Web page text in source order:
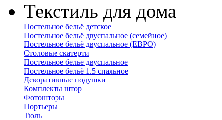
Текстиль для дома
Постельное бельё детское
Постельное бельё двуспальное (семейное)
Постельное бельё двуспальное (ЕВРО)
Столовые скатерти
Постельное белье двуспальное
Постельное бельё 1.5 спальное
Декоративные подушки
Комплекты штор
Фотошторы
Портьеры
Тюль